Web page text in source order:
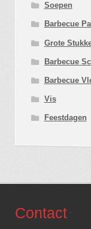
Soepen
Barbecue
Grote
Barbecue
Barbecue
Vis
Feestdagen
Contact